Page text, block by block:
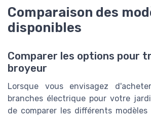
Comparaison des
disponibles
Comparer les options pour
broyeur
Lorsque vous envisagez
branches électrique pour votre
de comparer les différents